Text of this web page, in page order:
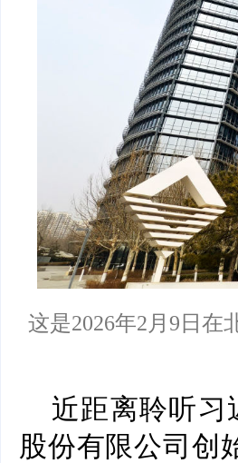
这是2026年2月9日在
近距离聆听习
股份有限公司创